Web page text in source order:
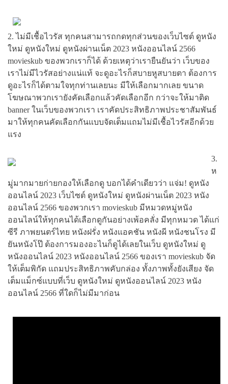
2. ไม่มีเชื้อไวรัส ทุกคนสามารถกดทุกส่วนของเว็บไซต์ ดูหนัง
ใหม่ ดูหนังใหม่ ดูหนังผ่านเน็ต 2023 หนังออนไลน์ 2566
movieskub ของพวกเราก็ได้ ด้วยเหตุว่าเรายืนยันว่า เว็บของ
เราไม่มีไวรัสอย่างแน่แท้ จะดูอะไรก็สบายหูสบายตา ต้องการ
ดูอะไรก็ได้ตามใจทุกท่านเลยนะ มีให้เลือกมากเลย ขนาด
โฆษณาพวกเรายังคัดเลือกแล้วคัดเลือกอีก กว่าจะให้มาติด
banner ในเว็บของพวกเรา เราคัดประสิทธิภาพประชาสัมพันธ์
มาให้ทุกคนคัดเลือกกันแบบจัดเต็มแถมไม่มีเชื้อไวรัสอีกด้วย
แรง
3.
ห
มู่มากมายก่ายกองให้เลือกดู บอกได้คำเดียวว่า แจ่ม! ดูหนัง
ออนไลน์ 2023 เว็บไซต์ ดูหนังใหม่ ดูหนังผ่านเน็ต 2023 หนัง
ออนไลน์ 2566 ของพวกเรา movieskub มีหมวดหมู่หนัง
ออนไลน์ให้ทุกคนได้เลือกดูกันอย่างเพ้อคลั่ง มีทุกหมวด ได้แก่
ซีรี ภาพยนตร์ไทย หนังฝรั่ง หนังแอคชัน หนังผี หนังชนโรง มี
ยันหนังโป๊ ต้องการมองอะไนก็ดูได้เลยในเว็บ ดูหนังใหม่ ดู
หนังออนไลน์ 2023 หนังออนไลน์ 2566 ของเรา movieskub จัด
ให้เต็มพิกัด แถมประสิทธิภาพคับกล่อง ทั้งภาพทั้งยังเสียง จัด
เต็มแม็กซ์แบบที่เว็บ ดูหนังใหม่ ดูหนังออนไลน์ 2023 หนัง
ออนไลน์ 2566 ที่ใดก็ไม่มีมาก่อน